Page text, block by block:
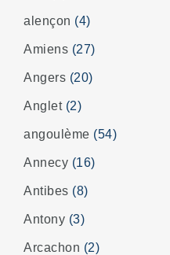
alençon (4)
Amiens (27)
Angers (20)
Anglet (2)
angoulème (54)
Annecy (16)
Antibes (8)
Antony (3)
Arcachon (2)